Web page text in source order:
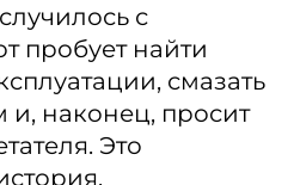
с
пробует найти
смазать
и, наконец, просит
Это